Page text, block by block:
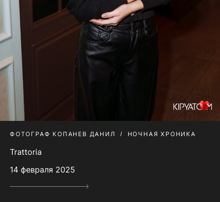
ФОТОГРАФ КОПАНЕВ ДАНИЛ НОЧНАЯ ХРОНИКА
Trattoria
14 февраля 2025